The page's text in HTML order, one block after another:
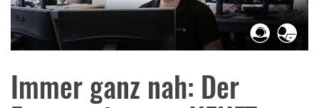
Immer ganz nah: Der